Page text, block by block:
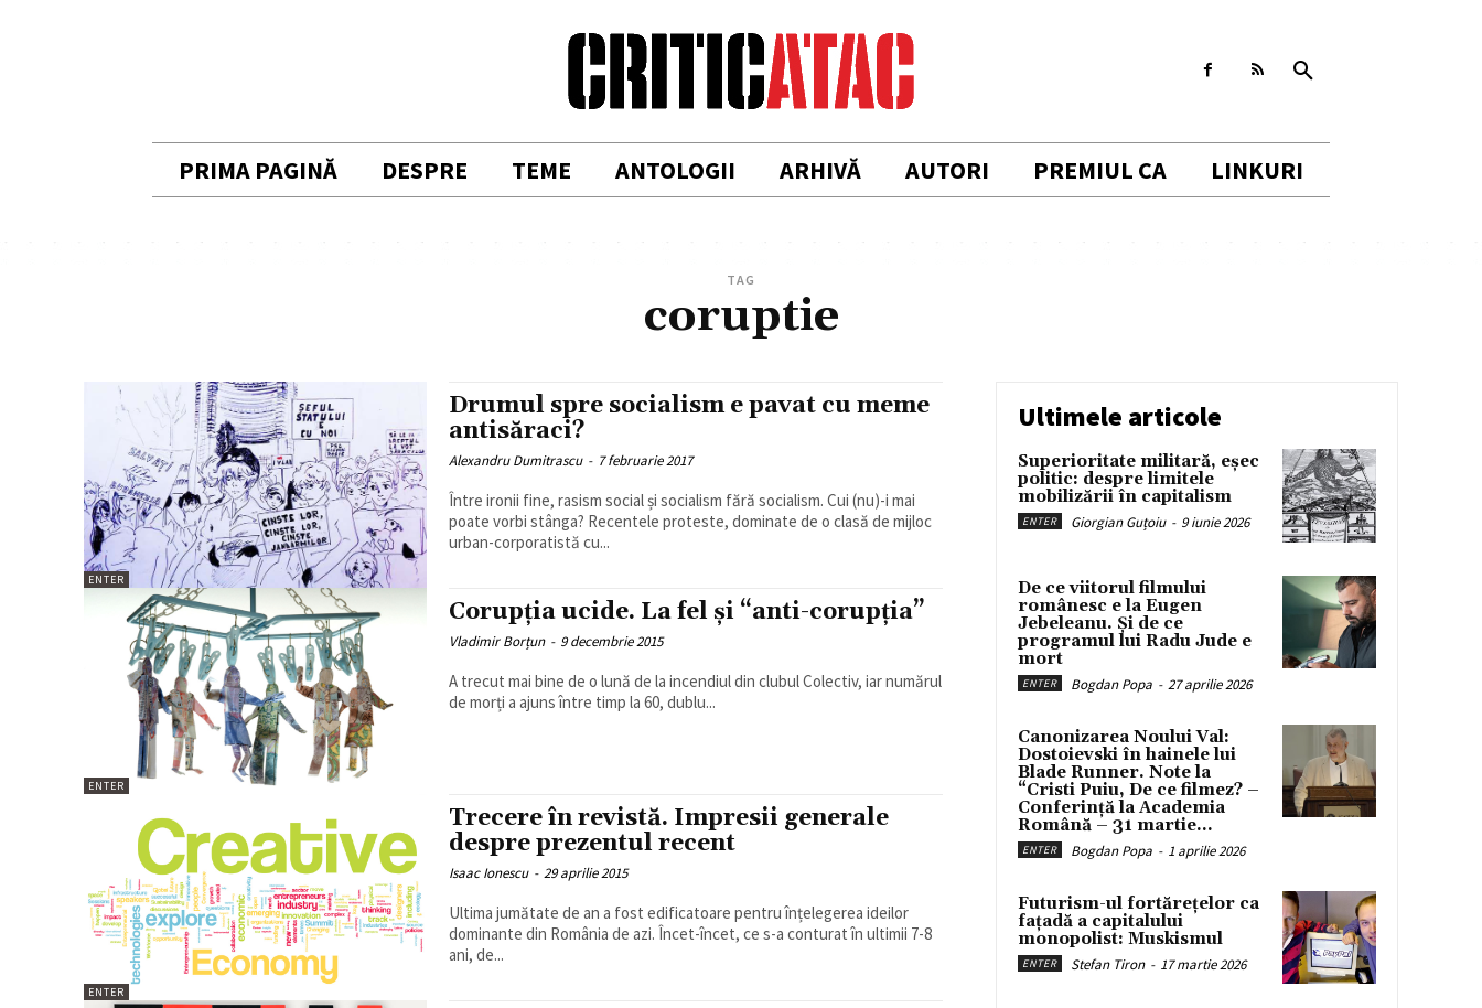
PRIMA PAGINĂ DESPRE TEME ANTOLOGII ARHIVĂ AUTORI PREMIUL CA LINKURI
TAG
coruptie
ENTER
Drumul spre socialism e pavat cu meme
antisăraci?
Alexandru Dumitrascu - 7 februarie 2017
Între ironii fine, rasism social și socialism fără socialism. Cui (nu)-i mai
poate vorbi stânga? Recentele proteste, dominate de o clasă de mijloc
urban-corporatistă cu...
ENTER
Corupția ucide. La fel și “anti-corupția”
Vladimir Borțun - 9 decembrie 2015
A trecut mai bine de o lună de la incendiul din clubul Colectiv, iar numărul
de morți a ajuns între timp la 60, dublu...
ENTER
Trecere în revistă. Impresii generale
despre prezentul recent
Isaac Ionescu - 29 aprilie 2015
Ultima jumătate de an a fost edificatoare pentru înțelegerea ideilor
dominante din România de azi. Încet-încet, ce s-a conturat în ultimii 7-8
ani, de...
Ultimele articole
Superioritate militară, eșec
politic: despre limitele
mobilizării în capitalism
ENTER Giorgian Guțoiu - 9 iunie 2026
De ce viitorul filmului
românesc e la Eugen
Jebeleanu. Și de ce
programul lui Radu Jude e
mort
ENTER Bogdan Popa - 27 aprilie 2026
Canonizarea Noului Val:
Dostoievski în hainele lui
Blade Runner. Note la
“Cristi Puiu, De ce filmez? –
Conferință la Academia
Română – 31 martie...
ENTER Bogdan Popa - 1 aprilie 2026
Futurism-ul fortărețelor ca
fațadă a capitalului
monopolist: Muskismul
ENTER Stefan Tiron - 17 martie 2026